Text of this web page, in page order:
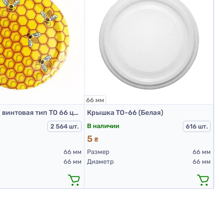
Крышка мет. винтовая тип ТО 66 цвет Пчелка соты RTS PST
2 564 шт.
66 мм
66 мм
66 мм
Крышка ТО-66 (Белая)
В наличии 616 шт.
5 ₴
Размер
66 мм
Диаметр
66 мм